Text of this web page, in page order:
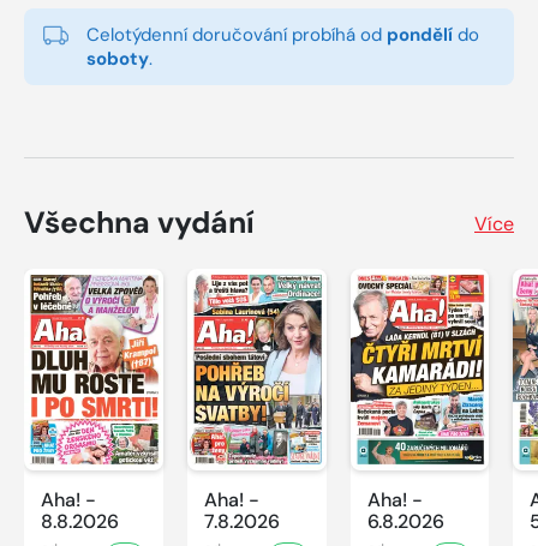
Celotýdenní doručování probíhá od pondělí do
soboty.
Všechna vydání Více
Aha! -
8.8.2026
Aha! -
7.8.2026
Aha! -
6.8.2026